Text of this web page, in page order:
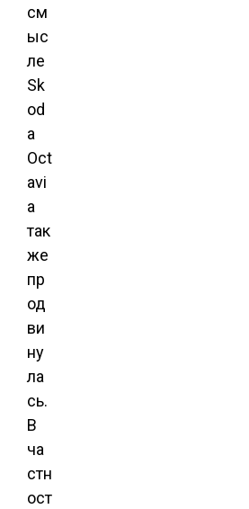
см
ыс
ле
Sk
od
a
Oct
avi
a
так
же
пр
од
ви
ну
ла
сь.
В
ча
стн
ост